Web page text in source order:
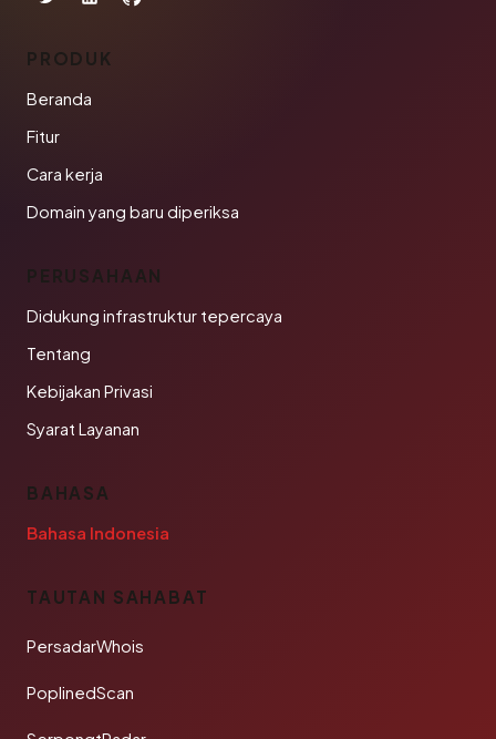
PRODUK
Beranda
Fitur
Cara kerja
Domain yang baru diperiksa
PERUSAHAAN
Didukung infrastruktur tepercaya
Tentang
Kebijakan Privasi
Syarat Layanan
BAHASA
Bahasa Indonesia
TAUTAN SAHABAT
PersadarWhois
PoplinedScan